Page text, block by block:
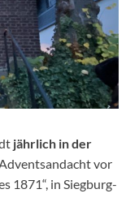
jährlich in der
vor
1871“, in Siegburg-